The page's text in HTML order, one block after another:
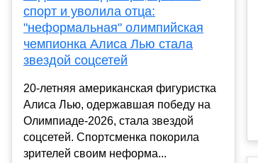
спорт и уволила отца:
"неформальная" олимпийская
чемпионка Алиса Лью стала
звездой соцсетей
20-летняя американская фигуристка
Алиса Лью, одержавшая победу на
Олимпиаде-2026, стала звездой
соцсетей. Спортсменка покорила
зрителей своим неформа...